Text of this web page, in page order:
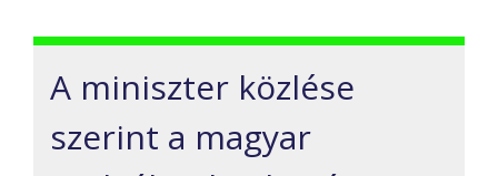
A miniszter közlése
szerint a magyar